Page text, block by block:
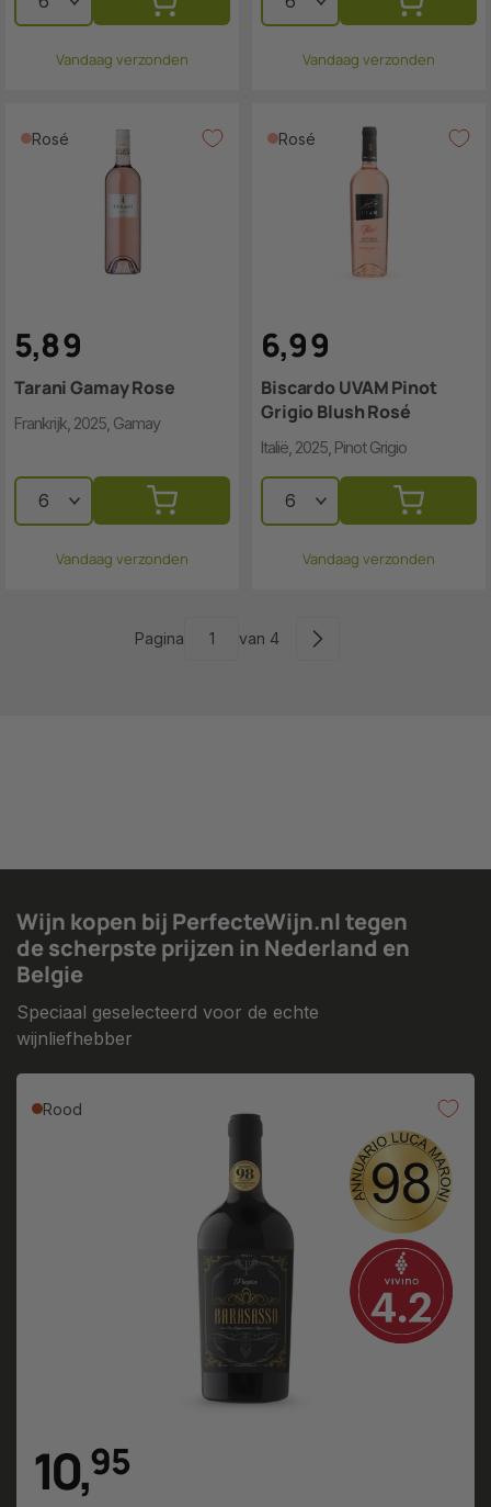
Vandaag verzonden Vandaag verzonden
Rosé
5,89
Tarani Gamay Rose
Frankrijk, 2025, Gamay
Vandaag verzonden
Rosé
6,99
Biscardo UVAM Pinot
Grigio Blush Rosé
Italië, 2025, Pinot Grigio
Vandaag verzonden
Pagina van 4
Wijn kopen bij PerfecteWijn.nl tegen
de scherpste prijzen in Nederland en
Belgie
Speciaal geselecteerd voor de echte
wijnliefhebber
Rood
10,95